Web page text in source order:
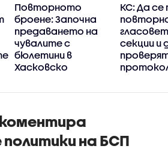
Повторното
броене: Започна
предаването на
чувалите с
бюлетини в
Хасковско
КС: Да
секции и
на БСП